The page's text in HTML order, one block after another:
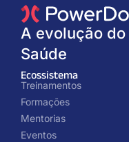
A evolução
Saúde
Ecossistema
Treinamentos
Formações
Mentorias
Eventos